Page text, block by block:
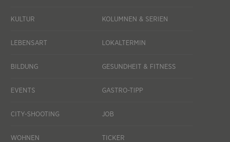
KULTUR KOLUMNEN & SERIEN
LEBENSART LOKALTERMIN
BILDUNG GESUNDHEIT & FITNESS
EVENTS GASTRO-TIPP
CITY-SHOOTING JOB
WOHNEN TICKER